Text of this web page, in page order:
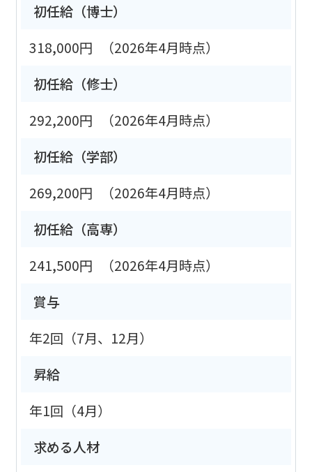
初任給（博士）
318,000円
（2026年4月時点）
初任給（修士）
292,200円
（2026年4月時点）
初任給（学部）
269,200円
（2026年4月時点）
初任給（高専）
241,500円
（2026年4月時点）
賞与
年2回（7月、12月）
昇給
年1回（4月）
求める人材